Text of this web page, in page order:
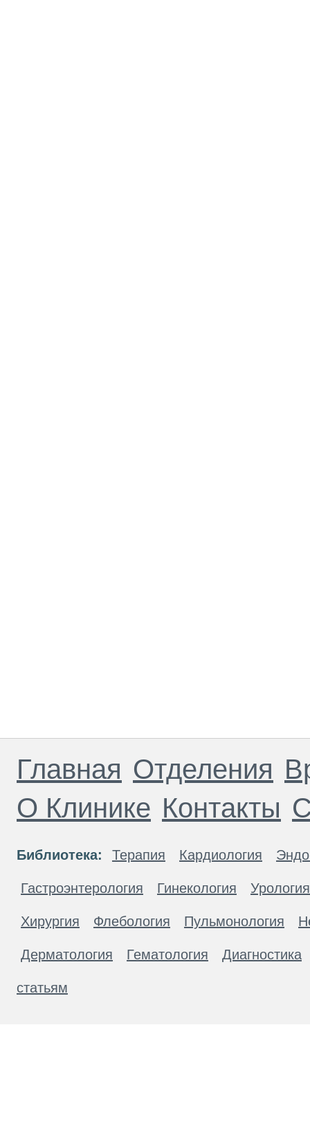
Главная Отделения
О Клинике Контакты
Библиотека: Терапия Кардиология
Гастроэнтерология Гинекология Урология
Хирургия Флебология Пульмонология
Дерматология Гематология Диагностика
статьям